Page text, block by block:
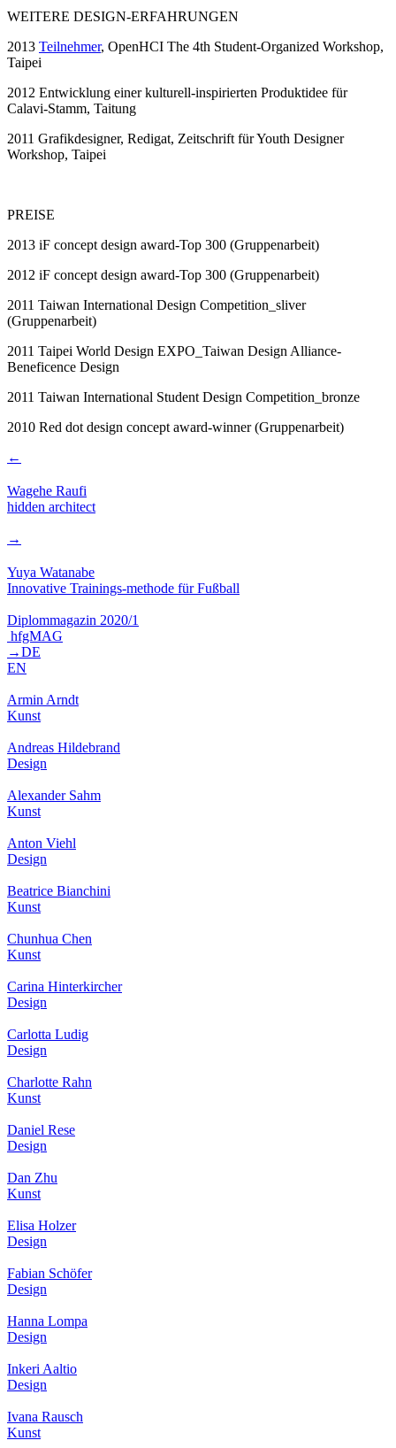
WEITERE DESIGN-ERFAHRUNGEN
2013 Teilnehmer, OpenHCI The 4th Student-Organized Workshop,
Taipei
2012 Entwicklung einer kulturell-inspirierten Produktidee für
Calavi-Stamm, Taitung
2011 Grafikdesigner, Redigat, Zeitschrift für Youth Designer
Workshop, Taipei
PREISE
2013 iF concept design award-Top 300 (Gruppenarbeit)
2012 iF concept design award-Top 300 (Gruppenarbeit)
2011 Taiwan International Design Competition_sliver
(Gruppenarbeit)
2011 Taipei World Design EXPO_Taiwan Design Alliance-
Beneficence Design
2011 Taiwan International Student Design Competition_bronze
2010 Red dot design concept award-winner (Gruppenarbeit)
←
Wagehe Raufi
hidden architect
→
Yuya Watanabe
Innovative Trainings-methode für Fußball
Diplommagazin 2020/1
hfgMAG
→DE
EN
Armin Arndt
Kunst
Andreas Hildebrand
Design
Alexander Sahm
Kunst
Anton Viehl
Design
Beatrice Bianchini
Kunst
Chunhua Chen
Kunst
Carina Hinterkircher
Design
Carlotta Ludig
Design
Charlotte Rahn
Kunst
Daniel Rese
Design
Dan Zhu
Kunst
Elisa Holzer
Design
Fabian Schöfer
Design
Hanna Lompa
Design
Inkeri Aaltio
Design
Ivana Rausch
Kunst